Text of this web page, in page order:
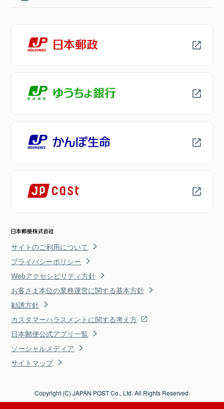
サイトのご利用について
プライバシーポリシー
Webアクセシビリティ方針
お客さま本位の業務運営に関する基本方針
勧誘方針
カスタマーハラスメントに関する考え方
日本郵便公式アプリ一覧
ソーシャルメディア
サイトマップ
Copyright (C) JAPAN POST Co., Ltd. All Rights Reserved.